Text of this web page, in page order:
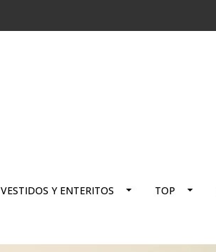
VESTIDOS Y ENTERITOS TOP